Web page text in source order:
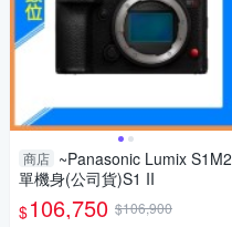
商店 ~Panasonic Lumix S1M2
單機身(公司貨)S1 II
$106,750 $106,900